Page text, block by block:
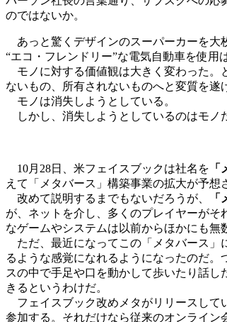
のではないか。
あっと驚くデザインのスーパーカーを大
“エコ・フレンドリー”な電気自動車を使用
モノに対する価値観は大きく変わった。
ないもの、所有されないものへと変質を遂
モノは消失しようとしている。
しかし、消失しようとしているのはモノ
10月28日、米フェイスブックは社名を
えて「メタバース」構築事業の拡大が予想
改めて説明するまでもないだろうが、
「
が、ネットを介し、多くのプレイヤーがそ
なゲームやシステムは以前からほかにも無
ただ、最近になってこの「メタバース」
るような感覚になれるようになったのだ
スの中で手足や口を動かして歩いたり話
きるというわけだ。
フェイスブック改めメタがリリースして
参加する。それだけなら従来のオンライ